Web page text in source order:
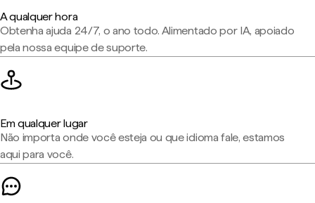
A qualquer hora
Obtenha ajuda 24/7, o ano todo. Alimentado por IA, apoiado
pela nossa equipe de suporte.
Em qualquer lugar
Não importa onde você esteja ou que idioma fale, estamos
aqui para você.